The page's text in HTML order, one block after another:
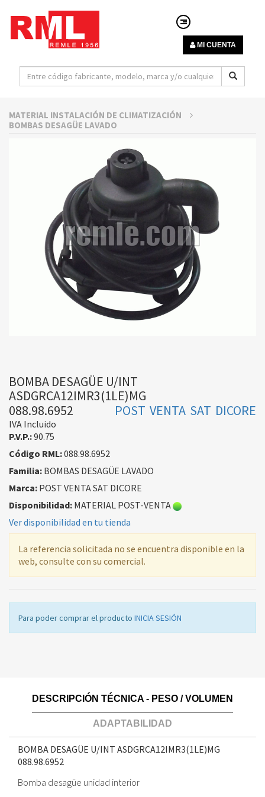
MI CUENTA
MATERIAL INSTALACIÓN DE CLIMATIZACIÓN
BOMBAS DESAGÜE LAVADO
BOMBA DESAGÜE U/INT
ASDGRCA12IMR3(1LE)MG
088.98.6952
POST VENTA SAT DICORE
IVA Incluido
P.V.P.:90.75
Código RML:088.98.6952
Familia: BOMBAS DESAGÜE LAVADO
Marca: POST VENTA SAT DICORE
Disponibilidad: MATERIAL POST-VENTA
Ver disponibilidad en tu tienda
La referencia solicitada no se encuentra disponible en la
web, consulte con su comercial.
Para poder comprar el producto INICIA SESIÓN
DESCRIPCIÓN TÉCNICA - PESO / VOLUMEN
ADAPTABILIDAD
BOMBA DESAGÜE U/INT ASDGRCA12IMR3(1LE)MG
088.98.6952
Bomba desagüe unidad interior